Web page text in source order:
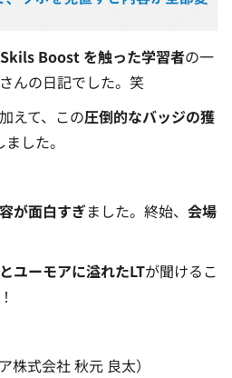
Boost を触った学習者の一
んの日記でした。笑
えて、この圧倒的なバッジの獲
した。
が面白すぎました。終始、 会場
ユーモアに溢れたLTが聞けるこ
株式会社 秋元 良太）